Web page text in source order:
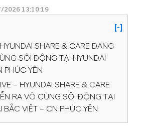
2026 13:10:19
[-]
SHARE & CARE ĐANG
SÔI ĐỘNG TẠI HYUNDAI
PHÚC YÊN
– HYUNDAI SHARE & CARE
RA VÔ CÙNG SÔI ĐỘNG TẠI
BẮC VIỆT – CN PHÚC YÊN